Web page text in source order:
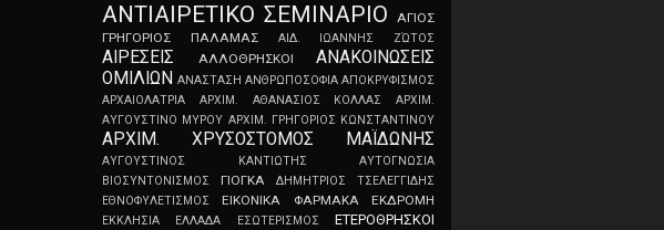
ΑNTIAIPETIKO ΣEMINAPIO
ΑΓΙΟΣ
ΓΡΗΓΟΡΙΟΣ ΠΑΛΑΜΑΣ
ΑΙΔ. ΙΩΑΝΝΗΣ ΖΏΤΟΣ
ΑΙΡΕΣΕΙΣ ΑΛΛΟΘΡΗΣΚΟΙ
ΑΝΑΚΟΙΝΩΣΕΙΣ
ΟΜΙΛΙΩΝ ΑΝΑΣΤΑΣΗ ΑΝΘΡΩΠΟΣΟΦΙΑ ΑΠOKPYΦIΣMOΣ
ΑΡΧΑΙΟΛΑΤΡΙΑ
ΑΡΧΙΜ. ΑΘΑΝΑΣΙΟΣ ΚΟΛΛΑΣ
ΑΡΧΙΜ.
ΑΥΓΟΥΣΤΙΝΟ ΜΥΡΟΥ ΑΡΧΙΜ. ΓΡΗΓΟΡΙΟΣ ΚΩΝΣΤΑΝΤΙΝΟΥ
ΑΡΧΙΜ. ΧΡΥΣΟΣΤΟΜΟΣ ΜΑΪΔΩΝΗΣ
ΑΥΓΟΥΣΤΙΝΟΣ ΚΑΝΤΙΩΤΗΣ
ΑΥΤΟΓΝΩΣΙΑ
ΒΙΟΣΥΝΤΟΝΙΣΜΟΣ
ΓΙΟΓΚΑ
ΔΗΜΗΤΡΙΟΣ ΤΣΕΛΕΓΓΙΔΗΣ
ΕΘΝΟΦΥΛΕΤΙΣΜΟΣ
ΕΙΚΟΝΙΚΑ ΦΑΡΜΑΚΑ ΕΚΔΡΟΜΗ
ΕΚΚΛΗΣΙΑ ΕΛΛΑΔΑ ΕΣΩΤΕΡΙΣΜΟΣ ΕΤΕΡΟΘΡΗΣΚΟΙ